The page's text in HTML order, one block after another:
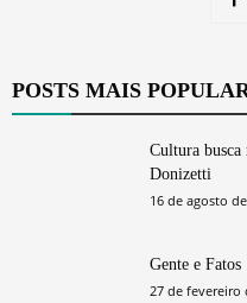
POSTS MAIS
Cultura busca
Donizetti
16 de agosto
Gente e Fatos
27 de fevereiro